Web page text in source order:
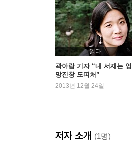
읽다
곽아람 기자 “내 서재는 엉
망진창 도피처”
2013년 12월 24일
저자 소개 (1명)